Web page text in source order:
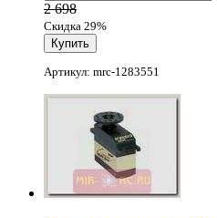
2 698
Скидка 29%
Артикул: mrc-1283551